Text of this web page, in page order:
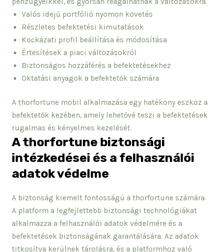
Valós idejű portfólió nyomon követés
Részletes befektetési kimutatások
Kockázati profil beállítása és módosítása
Értesítések a piaci változásokról
Biztonságos hozzáférés a befektetésekhez
Oktatási anyagok a befektetők számára
A thorfortune mobil alkalmazása egy hatékony eszköz a
befektetők kezében, amely lehetővé teszi a befektetések
rugalmas és kényelmes kezelését.
A thorfortune biztonsági
intézkedései és a felhasználói
adatok védelme
A biztonság kiemelt fontosságú a thorfortune számára.
A platform a legfejlettebb biztonsági technológiákat
alkalmazza a felhasználói adatok védelmére és a
befektetések biztonságának garantálására. Az adatok
titkosítva kerülnek tárolásra, és a platformhoz való